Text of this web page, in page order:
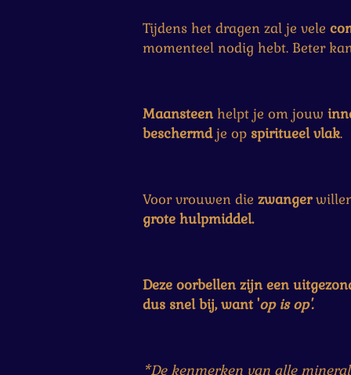
0
s
r
r
r
e
r
e
r
e
r
e
Tijdens het dragen zal je vele
momenteel nodig hebt. Beter
Maansteenhelpt je om jouw
beschermdje op spiritueel vlak.
Voor vrouwen die zwanger
grote hulpmiddel.
Deze oorbellen zijn een
dus snel bij, want 'op is op'.
*De kenmerken van alle